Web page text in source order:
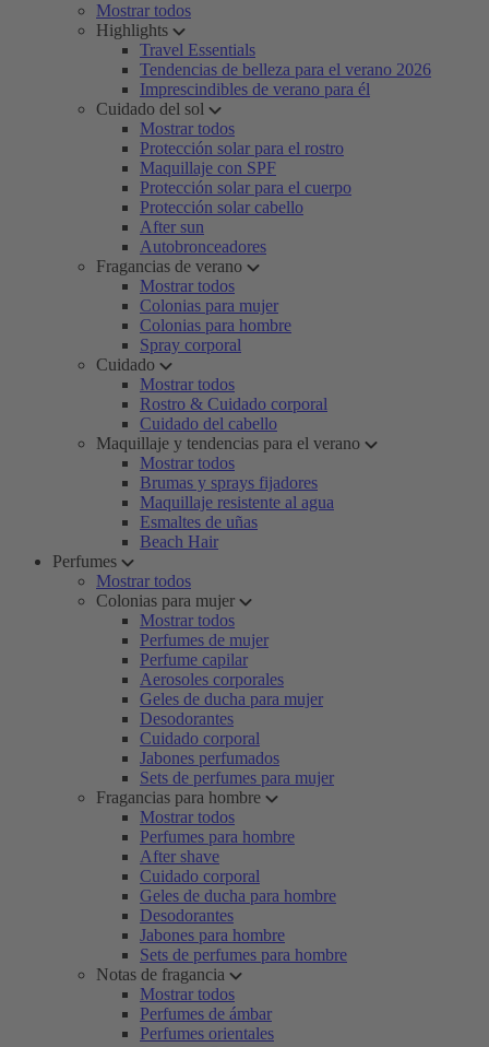
Mostrar todos
Highlights
Travel Essentials
Tendencias de belleza para el verano 2026
Imprescindibles de verano para él
Cuidado del sol
Mostrar todos
Protección solar para el rostro
Maquillaje con SPF
Protección solar para el cuerpo
Protección solar cabello
After sun
Autobronceadores
Fragancias de verano
Mostrar todos
Colonias para mujer
Colonias para hombre
Spray corporal
Cuidado
Mostrar todos
Rostro & Cuidado corporal
Cuidado del cabello
Maquillaje y tendencias para el verano
Mostrar todos
Brumas y sprays fijadores
Maquillaje resistente al agua
Esmaltes de uñas
Beach Hair
Perfumes
Mostrar todos
Colonias para mujer
Mostrar todos
Perfumes de mujer
Perfume capilar
Aerosoles corporales
Geles de ducha para mujer
Desodorantes
Cuidado corporal
Jabones perfumados
Sets de perfumes para mujer
Fragancias para hombre
Mostrar todos
Perfumes para hombre
After shave
Cuidado corporal
Geles de ducha para hombre
Desodorantes
Jabones para hombre
Sets de perfumes para hombre
Notas de fragancia
Mostrar todos
Perfumes de ámbar
Perfumes orientales